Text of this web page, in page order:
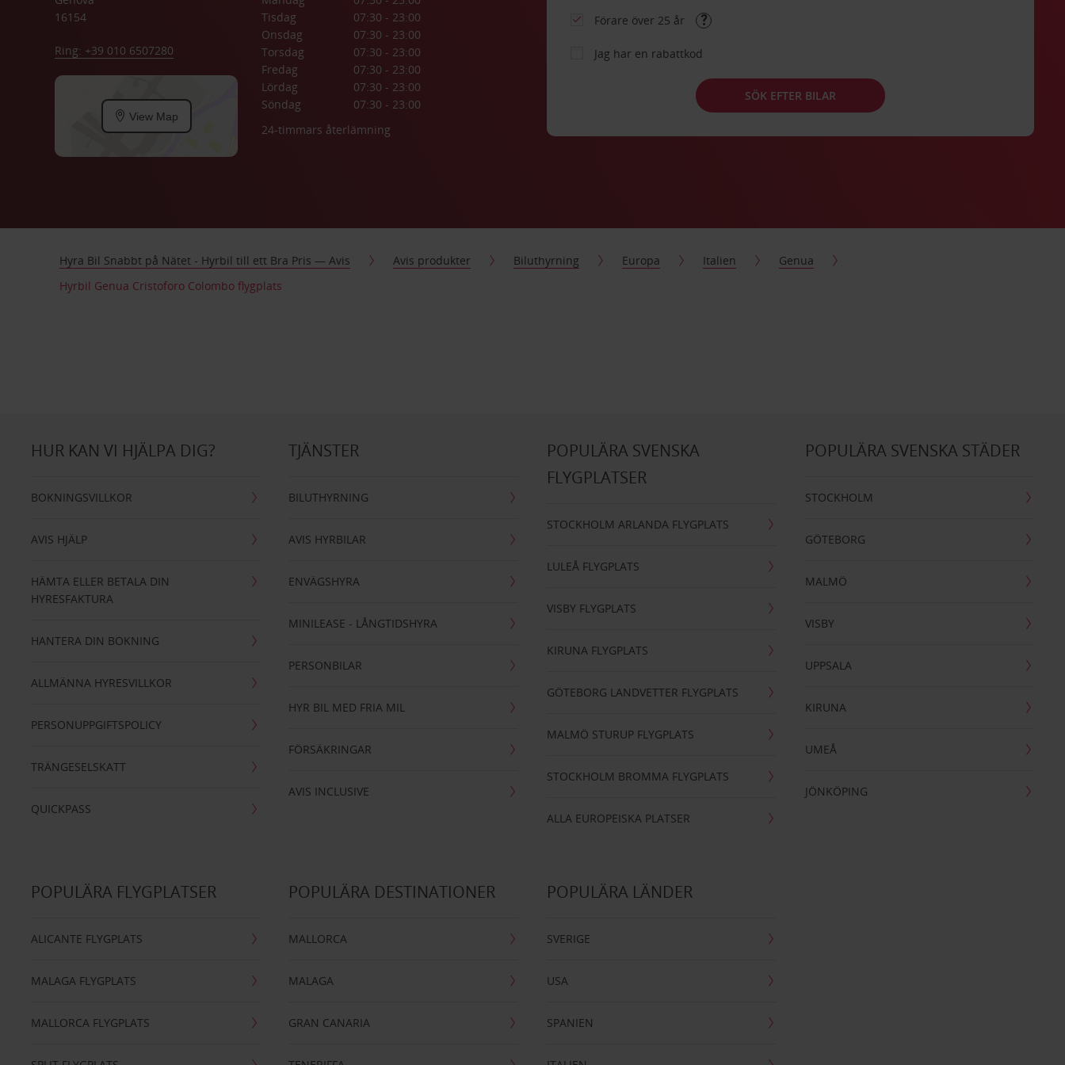
16154
Ring: +39 010 6507280
View Map
Tisdag
07:30 - 23:00
Onsdag
07:30 - 23:00
Torsdag
07:30 - 23:00
Fredag
07:30 - 23:00
Lördag
07:30 - 23:00
Söndag
07:30 - 23:00
24-timmars återlämning
Förare över 25 år
Jag har en rabattkod
SÖK EFTER BILAR
Hyra Bil Snabbt på Nätet - Hyrbil till ett Bra Pris — Avis Avis produkter Biluthyrning Europa Italien
Genua
Hyrbil Genua Cristoforo Colombo flygplats
HUR KAN VI HJÄLPA DIG?
BOKNINGSVILLKOR
AVIS HJÄLP
HÄMTA ELLER BETALA DIN
HYRESFAKTURA
HANTERA DIN BOKNING
ALLMÄNNA HYRESVILLKOR
PERSONUPPGIFTSPOLICY
TRÄNGESELSKATT
QUICKPASS
TJÄNSTER
BILUTHYRNING
AVIS HYRBILAR
ENVÄGSHYRA
MINILEASE - LÅNGTIDSHYRA
PERSONBILAR
HYR BIL MED FRIA MIL
FÖRSÄKRINGAR
AVIS INCLUSIVE
POPULÄRA SVENSKA
FLYGPLATSER
STOCKHOLM ARLANDA FLYGPLATS
LULEÅ FLYGPLATS
VISBY FLYGPLATS
KIRUNA FLYGPLATS
GÖTEBORG LANDVETTER FLYGPLATS
MALMÖ STURUP FLYGPLATS
STOCKHOLM BROMMA FLYGPLATS
ALLA EUROPEISKA PLATSER
POPULÄRA SVENSKA STÄDER
STOCKHOLM
GÖTEBORG
MALMÖ
VISBY
UPPSALA
KIRUNA
UMEÅ
JÖNKÖPING
POPULÄRA FLYGPLATSER
ALICANTE FLYGPLATS
MALAGA FLYGPLATS
MALLORCA FLYGPLATS
POPULÄRA DESTINATIONER
MALLORCA
MALAGA
GRAN CANARIA
POPULÄRA LÄNDER
SVERIGE
USA
SPANIEN